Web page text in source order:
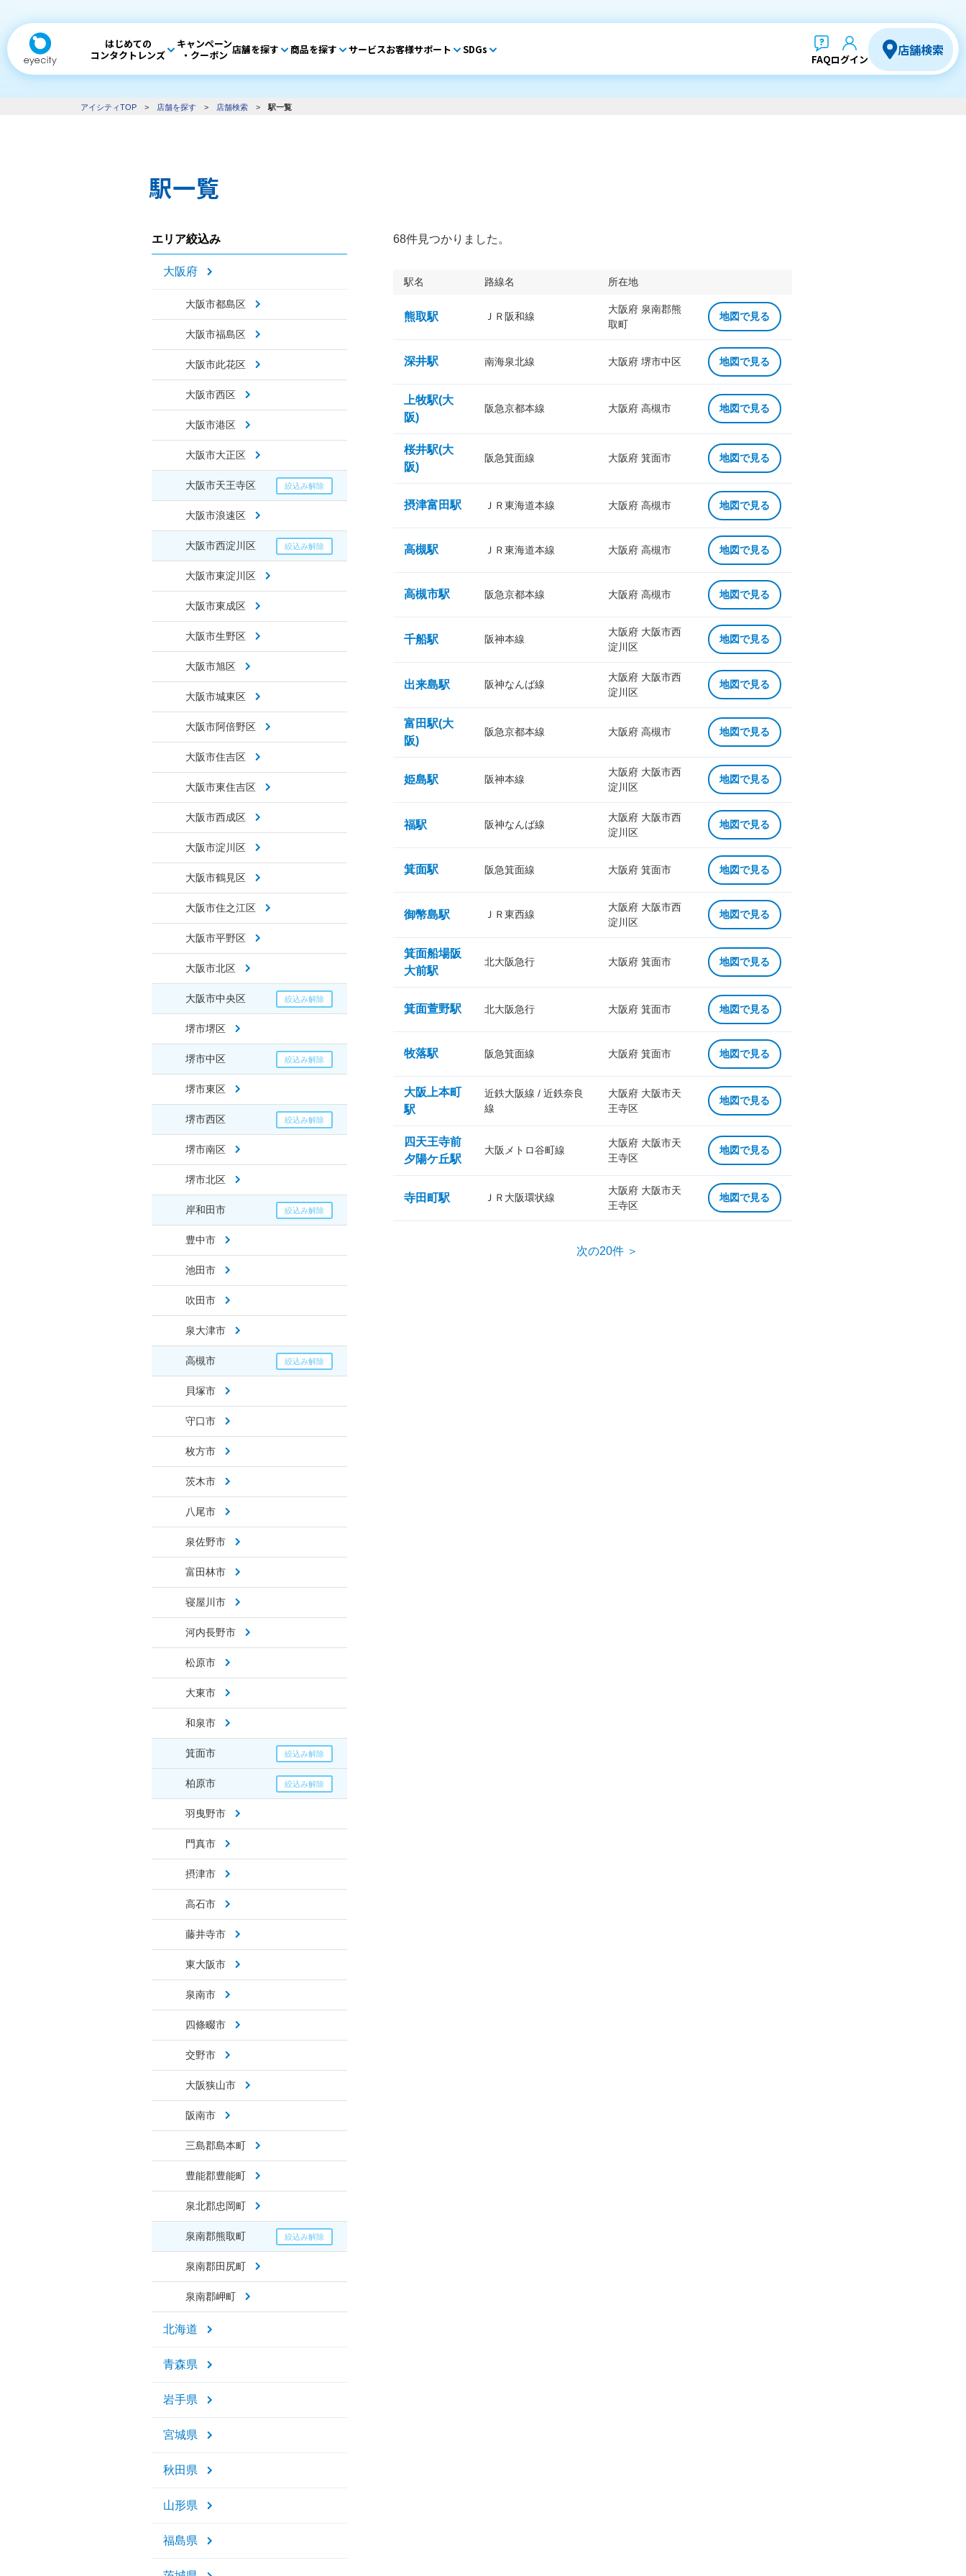
はじめての
コンタクトレンズ
キャンペーン
・クーポン 店舗を探す 商品を探す サービスお客様サポート SDGs
FAQログイン
店舗検索
アイシティTOP > 店舗を探す > 店舗検索 > 駅一覧
駅一覧
エリア絞込み
大阪府
大阪市都島区
大阪市福島区
大阪市此花区
大阪市西区
大阪市港区
大阪市大正区
大阪市天王寺区
大阪市浪速区
大阪市西淀川区
大阪市東淀川区
大阪市東成区
大阪市生野区
大阪市旭区
大阪市城東区
大阪市阿倍野区
大阪市住吉区
大阪市東住吉区
大阪市西成区
大阪市淀川区
大阪市鶴見区
大阪市住之江区
大阪市平野区
大阪市北区
大阪市中央区
堺市堺区
堺市中区
堺市東区
堺市西区
堺市南区
堺市北区
岸和田市
豊中市
池田市
吹田市
泉大津市
高槻市
貝塚市
守口市
枚方市
茨木市
八尾市
泉佐野市
富田林市
寝屋川市
河内長野市
松原市
大東市
和泉市
箕面市
柏原市
羽曳野市
門真市
摂津市
高石市
藤井寺市
東大阪市
泉南市
四條畷市
交野市
大阪狭山市
阪南市
三島郡島本町
豊能郡豊能町
泉北郡忠岡町
泉南郡熊取町
泉南郡田尻町
泉南郡岬町
北海道
青森県
岩手県
宮城県
秋田県
山形県
福島県
68件見つかりました。
駅名 路線名 所在地
熊取駅 ＪＲ阪和線
大阪府 泉南郡熊
取町
地図で見る
深井駅 南海泉北線 大阪府 堺市中区 地図で見る
上牧駅(大
阪)
阪急京都本線 大阪府 高槻市 地図で見る
桜井駅(大
阪)
阪急箕面線 大阪府 箕面市 地図で見る
摂津富田駅 ＪＲ東海道本線 大阪府 高槻市 地図で見る
高槻駅 ＪＲ東海道本線 大阪府 高槻市 地図で見る
高槻市駅 阪急京都本線 大阪府 高槻市 地図で見る
千船駅 阪神本線
大阪府 大阪市西
淀川区
地図で見る
出来島駅 阪神なんば線
大阪府 大阪市西
淀川区
地図で見る
富田駅(大
阪)
阪急京都本線 大阪府 高槻市 地図で見る
姫島駅 阪神本線
大阪府 大阪市西
淀川区
地図で見る
福駅 阪神なんば線
大阪府 大阪市西
淀川区
地図で見る
箕面駅 阪急箕面線 大阪府 箕面市 地図で見る
御幣島駅 ＪＲ東西線
大阪府 大阪市西
淀川区
地図で見る
箕面船場阪
大前駅
北大阪急行 大阪府 箕面市 地図で見る
箕面萱野駅 北大阪急行 大阪府 箕面市 地図で見る
牧落駅 阪急箕面線 大阪府 箕面市 地図で見る
大阪上本町
駅
近鉄大阪線 / 近鉄奈良
線
大阪府 大阪市天
王寺区
地図で見る
四天王寺前
夕陽ケ丘駅
大阪メトロ谷町線
大阪府 大阪市天
王寺区
地図で見る
寺田町駅 ＪＲ大阪環状線
大阪府 大阪市天
王寺区
地図で見る
次の20件 ＞